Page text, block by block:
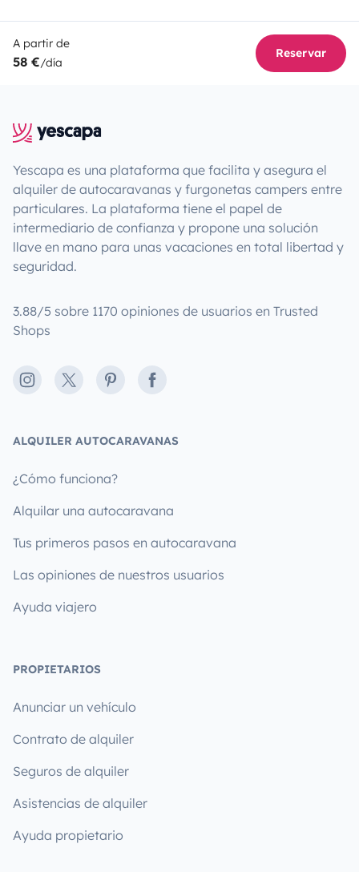
A partir de
58 €/día
Reservar
Yescapa es una plataforma que facilita y asegura el
alquiler de autocaravanas y furgonetas campers entre
particulares. La plataforma tiene el papel de
intermediario de confianza y propone una solución
llave en mano para unas vacaciones en total libertad y
seguridad.
3.88/5 sobre 1170 opiniones de usuarios en Trusted
Shops
Instagram
X PinterestFacebook
ALQUILER AUTOCARAVANAS
¿Cómo funciona?
Alquilar una autocaravana
Tus primeros pasos en autocaravana
Las opiniones de nuestros usuarios
Ayuda viajero
PROPIETARIOS
Anunciar un vehículo
Contrato de alquiler
Seguros de alquiler
Asistencias de alquiler
Ayuda propietario